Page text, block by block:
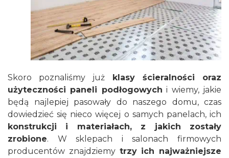
Skoro poznaliśmy już
klasy ścieralności oraz
użyteczności paneli podłogowych i wiemy, jakie
będą najlepiej pasowały do naszego domu, czas
dowiedzieć się nieco więcej o samych panelach, ich
konstrukcji i materiałach, z jakich zostały
zrobione. W sklepach i salonach firmowych
producentów znajdziemy trzy ich najważniejsze